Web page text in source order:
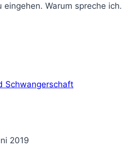
eingehen. Warum spreche
Schwangerschaft
2019